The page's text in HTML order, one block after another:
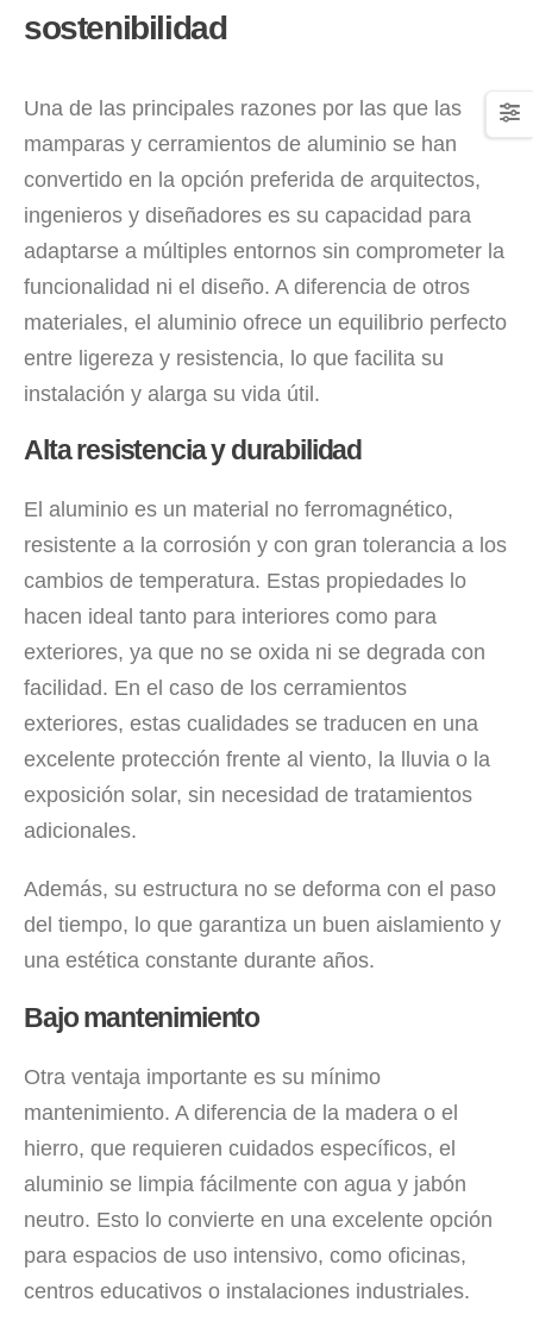
sostenibilidad
Una de las principales razones por las que las
mamparas y cerramientos de aluminio se han
convertido en la opción preferida de arquitectos,
ingenieros y diseñadores es su capacidad para
adaptarse a múltiples entornos sin comprometer la
funcionalidad ni el diseño. A diferencia de otros
materiales, el aluminio ofrece un equilibrio perfecto
entre ligereza y resistencia, lo que facilita su
instalación y alarga su vida útil.
Alta resistencia y durabilidad
El aluminio es un material no ferromagnético,
resistente a la corrosión y con gran tolerancia a los
cambios de temperatura. Estas propiedades lo
hacen ideal tanto para interiores como para
exteriores, ya que no se oxida ni se degrada con
facilidad. En el caso de los cerramientos
exteriores, estas cualidades se traducen en una
excelente protección frente al viento, la lluvia o la
exposición solar, sin necesidad de tratamientos
adicionales.
Además, su estructura no se deforma con el paso
del tiempo, lo que garantiza un buen aislamiento y
una estética constante durante años.
Bajo mantenimiento
Otra ventaja importante es su mínimo
mantenimiento. A diferencia de la madera o el
hierro, que requieren cuidados específicos, el
aluminio se limpia fácilmente con agua y jabón
neutro. Esto lo convierte en una excelente opción
para espacios de uso intensivo, como oficinas,
centros educativos o instalaciones industriales.